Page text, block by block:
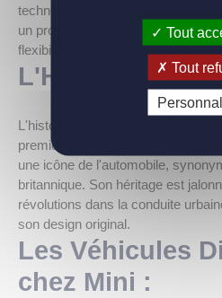
technologie, sans les soucis liés
un professionnel ou un particulier,
flexibilité totale pour s'adapter à
L'Histoire de la
L'histoire de Mini remonte aux
première Mini Cooper a vu le jour.
une icône de l'automobile,
britannique. Son héritage est
révolutions dans la conduite
son design original.
Les Véhicules
chez Mini :
Tout
Tout